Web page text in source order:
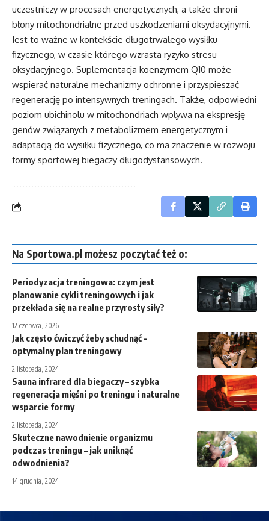
uczestniczy w procesach energetycznych, a także chroni
błony mitochondrialne przed uszkodzeniami oksydacyjnymi.
Jest to ważne w kontekście długotrwałego wysiłku
fizycznego, w czasie którego wzrasta ryzyko stresu
oksydacyjnego. Suplementacja koenzymem Q10 może
wspierać naturalne mechanizmy ochronne i przyspieszać
regenerację po intensywnych treningach. Także, odpowiedni
poziom ubichinolu w mitochondriach wpływa na ekspresję
genów związanych z metabolizmem energetycznym i
adaptacją do wysiłku fizycznego, co ma znaczenie w rozwoju
formy sportowej biegaczy długodystansowych.
Na Sportowa.pl możesz poczytać też o:
Periodyzacja treningowa: czym jest
planowanie cykli treningowych i jak
przekłada się na realne przyrosty siły?
12 czerwca, 2026
Jak często ćwiczyć żeby schudnąć –
optymalny plan treningowy
2 listopada, 2024
Sauna infrared dla biegaczy – szybka
regeneracja mięśni po treningu i naturalne
wsparcie formy
2 listopada, 2024
Skuteczne nawodnienie organizmu
podczas treningu – jak uniknąć
odwodnienia?
14 grudnia, 2024